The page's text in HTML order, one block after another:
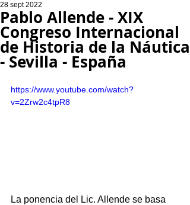
Pablo Allende - XIX
Congreso Internacional
de Historia de la Náutica
- Sevilla - España
28 sept 2022
https://www.youtube.com/watch?
v=2Zrw2c4tpR8
La ponencia del Lic. Allende se basa